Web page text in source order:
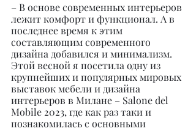
– В основе современных интерьеров
лежит комфорт и функционал. А в
последнее время к этим
составляющим современного
дизайна добавился и минимализм.
Этой весной я посетила одну из
крупнейших и популярных мировых
выставок мебели и дизайна
интерьеров в Милане – Salone del
Mobile 2023, где как раз таки и
познакомилась с основными